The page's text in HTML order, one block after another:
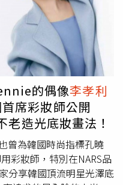
絲共同慶祝這個里程碑
前也釋出粉絲演唱會海
面會的形式開始會感到有
既能玩得開心又能聽得
她首次舉辦個人粉絲演
光。除了將表演歌迷耳
準備一些有趣的內容，
驗，共同創造更多美好
[Twits] in Taipei確定
舉辦，票價共有新台幣
種票價，門票將於4月20
賣，詳情請洽主辦單位
的偶像李孝利
席彩妝師公開
造光底妝畫法！
曾為韓國時尚指標孔曉
彩妝師，特別在NARS品
分享韓國頂流明星光澤底